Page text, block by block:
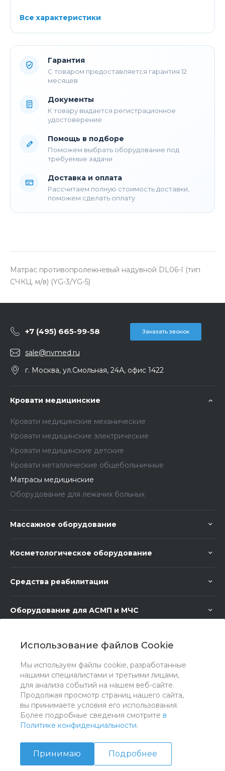
Использование файлов Cookie
Мы используем файлы cookie, разработанные
нашими специалистами и третьими лицами,
для анализа событий на нашем веб-сайте.
Продолжая просмотр страниц нашего сайта,
вы принимаете условия его использования.
Более подробные сведения смотрите в
Политике конфиденциальности.
Принимаю Подробнее
Все характеристики
Гарантия
С товаром предоставляется гарантия 12
месяцев
Документы
К товару выдается регистрационное
удостоверение
Помощь в подборе
Поможем выбрать оборудование под
требуемые задачи
Доставка и оплата
Рассчитаем полную стоимость доставки,
поможем сделать оплату
Матрас противопролежневый надувной DL06-I (тип
СЧКЦ. м/в) (YG-3/YG-5)
+7 (495) 665-99-58 Заказать звонок
sale@nvmed.ru
г. Москва, ул.Смольная, 24А, офис 1422
Кровати медицинские
Кровати медицинские механические
Кровати медицинские электрические
Кровати медицинские детские
Кровати металлические общебольничные
Матрасы медицинские
Оборудование для лежачих больных
Массажное оборудование
Косметологическое оборудование
Средства реабилитации
Оборудование для АСМП и МЧС
Медицинская мебель